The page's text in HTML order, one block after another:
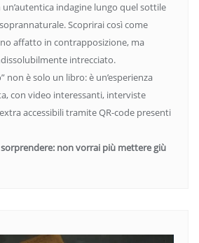
indagine lungo quel sottile
Scoprirai così come
affatto in contrapposizione, ma
intrecciato.
non è solo un libro: è un’esperienza
con video interessanti, interviste
accessibili tramite QR-code presenti
non vorrai più mettere giù